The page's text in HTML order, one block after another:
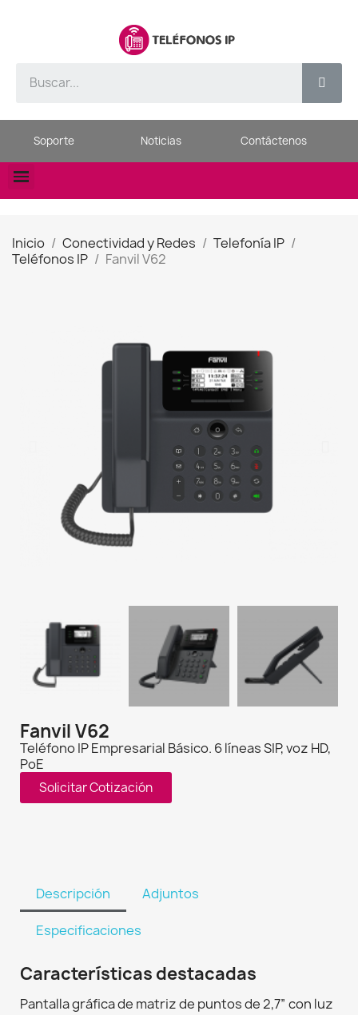
Soporte Noticias Contáctenos
Inicio Conectividad y Redes
Telefonía IP
Teléfonos IP
Fanvil V62
Fanvil V62
Teléfono IP Empresarial Básico. 6 líneas SIP, voz HD,
PoE
Solicitar Cotización
Descripción Adjuntos
Especificaciones
Características destacadas
Pantalla gráfica de matriz de puntos de 2,7” con luz